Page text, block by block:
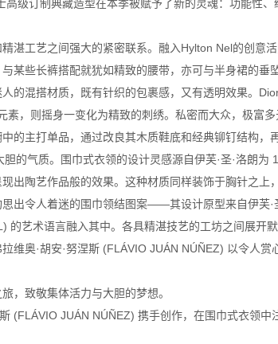
级订制典藏造型在本季被赋予了新的灵魂：功能性
工艺之间强大的紧密联系。融入Hylton Nel的创意
某些长裤搭配就犹如精致的腰带，亦可与半身裙的垂
混搭材质，既有针织的包裹感，又有透明效果。
，则摇身一变化为精致的刺绣。私密而大众，极富多
主打单品，通过改良其木质鞋底和经典铆钉结构，
的气质。围巾式衣领的设计灵感源自伊芙·圣·洛朗
陶艺作品般的效果。这种材质同样装饰于胸针之上
令人着迷的围巾领结图案——其设计原型来自伊芙·
艺术语言融入其中。各具精湛技艺的工坊之间展开
奥·胡安·努涅斯 (FLÁVIO JUÁN NÚÑEZ) 以令人
致敬集体活力与大胆的梦想。
JUÁN NÚÑEZ) 携手创作，在围巾式衣领中